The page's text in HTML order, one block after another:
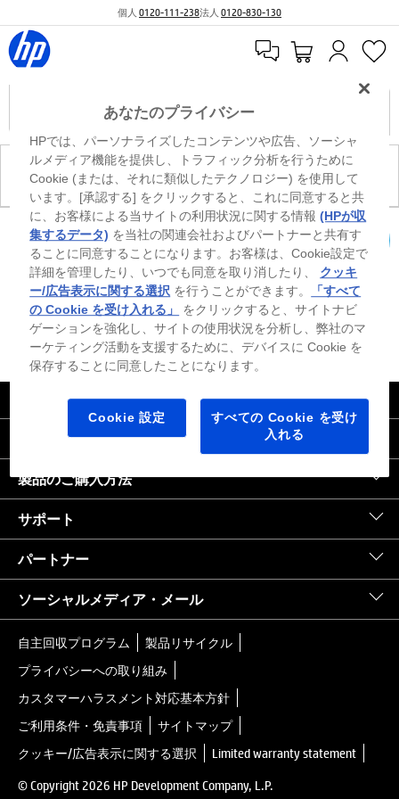
個人 0120-111-238法人 0120-830-130
現在、このカテゴリには商品がありません。
カートを確認
※ Windowsのすべてのエディションまたはバージョンで、すべての機能を使用でき
るわけではありません。Windowsの機能を最大限に活用するには、システムのハ
ードウェア、ドライバー、ソフトウェアのアップグレードおよび/または別途購
入、あるいはBIOSのアップデートが必要になる場合があります。Windowsは自動
的にアップデートされ、有効になります。高速インターネットとMicrosoftアカウ
ントが必要になります。ISPの料金が適用され、今後アップデートの際に要件が追
加される場合があります。http://www.windows.com 外部リンクアイコンをご覧く
ださい。
｜United States HP.com
会社情報
製品のご購入方法
サポート
パートナー
ソーシャルメディア・メール
自主回収プログラム
製品リサイクル
プライバシーへの取り組み
カスタマーハラスメント対応基本方針
ご利用条件・免責事項
サイトマップ
クッキー/広告表示に関する選択
Limited warranty statement
© Copyright 2026 HP Development Company, L.P.
あなたのプライバシー
HPでは、パーソナライズしたコンテンツや広告、ソーシャ
ルメディア機能を提供し、トラフィック分析を行うために
Cookie (または、それに類似したテクノロジー) を使用して
います。[承認する] をクリックすると、これに同意すると共
に、お客様による当サイトの利用状況に関する情報(HPが収
集するデータ) を当社の関連会社およびパートナーと共有す
ることに同意することになります。お客様は、Cookie設定で
詳細を管理したり、いつでも同意を取り消したり、 クッキ
ー/広告表示に関する選択 を行うことができます。
「すべて
の Cookie を受け入れる」
をクリックすると、サイトナビ
ゲーションを強化し、サイトの使用状況を分析し、弊社のマ
ーケティング活動を支援するために、デバイスに Cookie を
保存することに同意したことになります。
Cookie 設定
すべての Cookie を受け
入れる